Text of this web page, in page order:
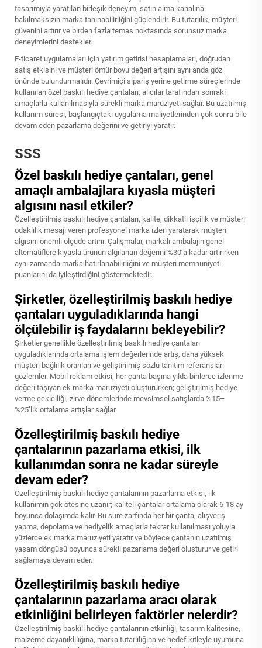
tasarımıyla yaratılan birleşik deneyim, satın alma kanalına
bakılmaksızın marka tanınabilirliğini güçlendirir. Bu tutarlılık, müşteri
güvenini artırır ve birden fazla temas noktasında sorunsuz marka
deneyimlerini destekler.
E-ticaret uygulamaları için yatırım getirisi hesaplamaları, doğrudan
satış etkisini ve müşteri ömür boyu değeri artışını aynı anda göz
önünde bulundurmalıdır. Çevrimiçi sipariş yerine getirme süreçlerinde
kullanılan özel baskılı hediye çantaları, alıcılar tarafından sonraki
amaçlarla kullanılmasıyla sürekli marka maruziyeti sağlar. Bu uzatılmış
kullanım süresi, başlangıçtaki uygulama maliyetlerinden çok sonra bile
devam eden pazarlama değerini ve getiriyi yaratır.
SSS
Özel baskılı hediye çantaları, genel
amaçlı ambalajlara kıyasla müşteri
algısını nasıl etkiler?
Özelleştirilmiş baskılı hediye çantaları, kalite, dikkatli işçilik ve müşteri
odaklılık mesajı veren profesyonel marka izleri yaratarak müşteri
algısını önemli ölçüde artırır. Çalışmalar, markalı ambalajın genel
alternatiflere kıyasla ürünün algılanan değerini %30’a kadar artırırken
aynı zamanda marka hatırlanabilirliğini ve müşteri memnuniyeti
puanlarını da iyileştirdiğini göstermektedir.
Şirketler, özelleştirilmiş baskılı hediye
çantaları uyguladıklarında hangi
ölçülebilir iş faydalarını bekleyebilir?
Şirketler genellikle özelleştirilmiş baskılı hediye çantaları
uyguladıklarında ortalama işlem değerlerinde artış, daha yüksek
müşteri bağlılık oranları ve geliştirilmiş sözlü tanıtım referansları
gözlemler. Mobil reklam etkisi, her çanta başına yılda binlerce izlenme
değeri taşıyan ek marka maruziyeti oluştururken; geliştirilmiş hediye
verme çekiciliği, zirve dönemlerinde mevsimsel satışlarda %15–
%25’lik ortalama artışlar sağlar.
Özelleştirilmiş baskılı hediye
çantalarının pazarlama etkisi, ilk
kullanımdan sonra ne kadar süreyle
devam eder?
Özelleştirilmiş baskılı hediye çantalarının pazarlama etkisi, ilk
kullanımın çok ötesine uzanır; kaliteli çantalar ortalama olarak 6-18 ay
boyunca dolaşımda kalır. Bu süre zarfında her bir çanta, alışveriş
yapma, depolama ve hediyelik amaçlarla tekrar kullanılması yoluyla
yüzlerce ek marka maruziyeti yaratır ve böylece çantanın uzatılmış
yaşam döngüsü boyunca sürekli pazarlama değeri oluşturur ve getiri
sağlamaya devam eder.
Özelleştirilmiş baskılı hediye
çantalarının pazarlama aracı olarak
etkinliğini belirleyen faktörler nelerdir?
Özelleştirilmiş baskılı hediye çantalarının etkinliği, tasarım kalitesine,
malzeme dayanıklılığına, marka tutarlılığına ve hedef kitleyle uyumuna